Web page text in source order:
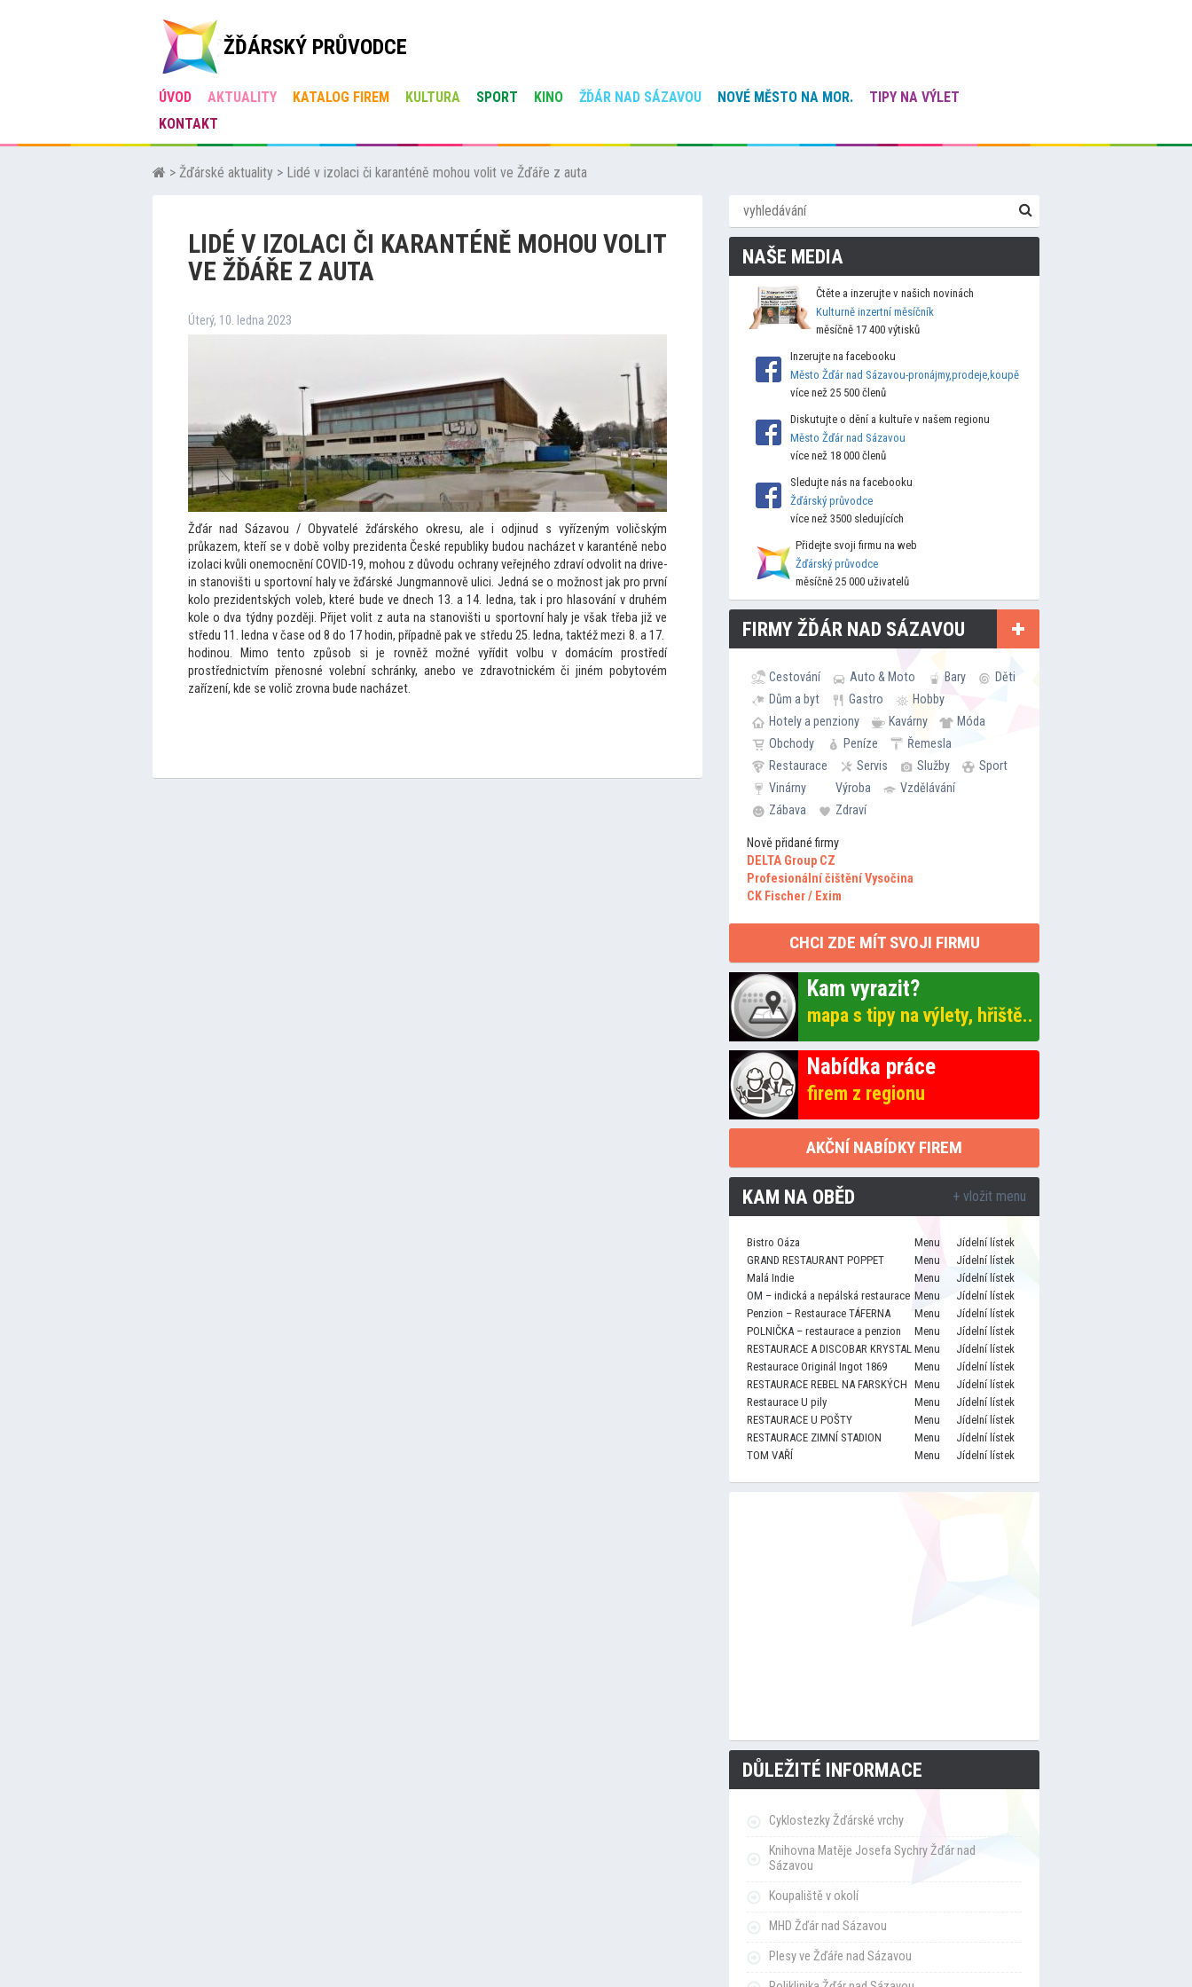
ŽĎÁRSKÝ PRŮVODCE
ÚVOD AKTUALITY KATALOG FIREM KULTURA SPORT KINO ŽĎÁR NAD SÁZAVOU NOVÉ MĚSTO NA MOR.
TIPY NA VÝLET
KONTAKT
> Žďárské aktuality > Lidé v izolaci či karanténě mohou volit ve Žďáře z auta
LIDÉ V IZOLACI ČI KARANTÉNĚ MOHOU VOLIT
VE ŽĎÁŘE Z AUTA
Úterý, 10. ledna 2023
Žďár nad Sázavou / Obyvatelé žďárského okresu, ale i odjinud s vyřízeným voličským
průkazem, kteří se v době volby prezidenta České republiky budou nacházet v karanténě nebo
izolaci kvůli onemocnění COVID-19, mohou z důvodu ochrany veřejného zdraví odvolit na drive-
in stanovišti u sportovní haly ve žďárské Jungmannově ulici. Jedná se o možnost jak pro první
kolo prezidentských voleb, které bude ve dnech 13. a 14. ledna, tak i pro hlasování v druhém
kole o dva týdny později. Přijet volit z auta na stanovišti u sportovní haly je však třeba již ve
středu 11. ledna v čase od 8 do 17 hodin, případně pak ve středu 25. ledna, taktéž mezi 8. a 17.
hodinou. Mimo tento způsob si je rovněž možné vyřídit volbu v domácím prostředí
prostřednictvím přenosné volební schránky, anebo ve zdravotnickém či jiném pobytovém
zařízení, kde se volič zrovna bude nacházet.
NAŠE MEDIA
Čtěte a inzerujte v našich novinách
Kulturně inzertní měsíčník
měsíčně 17 400 výtisků
Inzerujte na facebooku
Město Žďár nad Sázavou-pronájmy,prodeje,koupě
více než 25 500 členů
Diskutujte o dění a kultuře v našem regionu
Město Žďár nad Sázavou
více než 18 000 členů
Sledujte nás na facebooku
Žďárský průvodce
více než 3500 sledujících
Přidejte svoji firmu na web
Žďárský průvodce
měsíčně 25 000 uživatelů
FIRMY ŽĎÁR NAD SÁZAVOU
Cestování Auto & Moto Bary
Děti
Dům a byt
Gastro
Hobby
Hotely a penziony
Kavárny
Móda
Obchody
Peníze
Řemesla
Restaurace
Servis Služby
Sport
Vinárny
Výroba
Vzdělávání
Zábava
Zdraví
Nově přidané firmy
DELTA Group CZ
Profesionální čištění Vysočina
CK Fischer / Exim
CHCI ZDE MÍT SVOJI FIRMU
Kam vyrazit?
mapa s tipy na výlety, hřiště..
Nabídka práce
firem z regionu
AKČNÍ NABÍDKY FIREM
KAM NA OBĚD + vložit menu
Bistro Oáza Menu
Jídelní lístek
GRAND RESTAURANT POPPET
Menu
Jídelní lístek
Malá Indie
Menu
Jídelní lístek
OM – indická a nepálská restaurace Menu
Jídelní lístek
Penzion – Restaurace TÁFERNA
Menu
Jídelní lístek
POLNIČKA – restaurace a penzion
Menu
Jídelní lístek
RESTAURACE A DISCOBAR KRYSTAL Menu
Jídelní lístek
Restaurace Originál Ingot 1869
Menu
Jídelní lístek
RESTAURACE REBEL NA FARSKÝCH Menu
Jídelní lístek
Restaurace U pily
Menu
Jídelní lístek
RESTAURACE U POŠTY
Menu
Jídelní lístek
RESTAURACE ZIMNÍ STADION
Menu
Jídelní lístek
TOM VAŘÍ
Menu Jídelní lístek
DŮLEŽITÉ INFORMACE
Cyklostezky Žďárské vrchy
Knihovna Matěje Josefa Sychry Žďár nad
Sázavou
Koupaliště v okolí
MHD Žďár nad Sázavou
Plesy ve Žďáře nad Sázavou